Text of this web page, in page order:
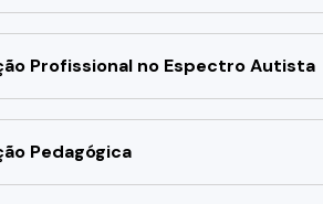
Profissional no Espectro Autista
Pedagógica